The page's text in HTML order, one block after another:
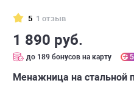
5 1 отзыв
1 890 руб.
до 189 бонусов на карту
Менажница на стальной